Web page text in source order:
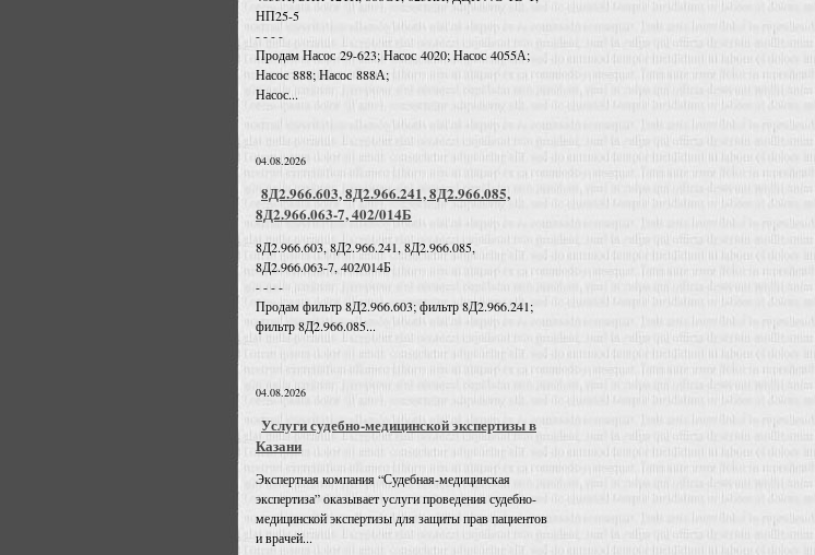
НП25-5
- - - -
Продам Насос 29-623; Насос 4020; Насос 4055А;
Насос 888; Насос 888А;
Насос...
04.08.2026
8Д2.966.603, 8Д2.966.241, 8Д2.966.085,
8Д2.966.063-7, 402/014Б
8Д2.966.603, 8Д2.966.241, 8Д2.966.085,
8Д2.966.063-7, 402/014Б
- - - -
Продам фильтр 8Д2.966.603; фильтр 8Д2.966.241;
фильтр 8Д2.966.085...
04.08.2026
Услуги судебно-медицинской экспертизы в
Казани
Экспертная компания “Судебная-медицинская
экспертиза” оказывает услуги проведения судебно-
медицинской экспертизы для защиты прав пациентов
и врачей...